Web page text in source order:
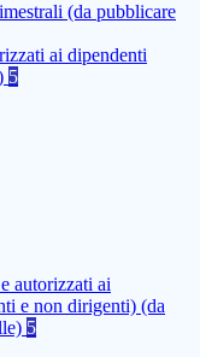
(da pubblicare
ai dipendenti
5
autorizzati ai
e non dirigenti) (da
5